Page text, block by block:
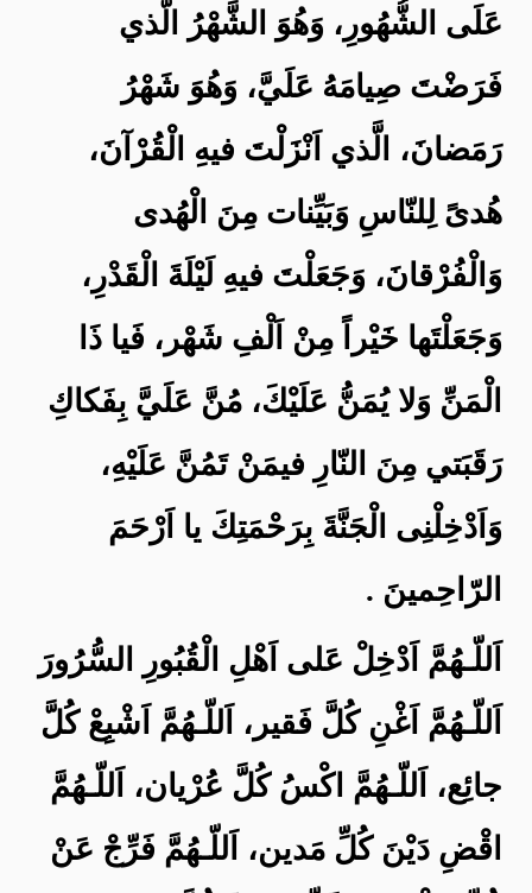
عَلَى الشُّهُورِ، وَهُوَ الشَّهْرُ الَّذي
فَرَضْتَ صِيامَهُ عَلَيَّ، وَهُوَ شَهْرُ
رَمَضانَ، الَّذي اَنْزَلْتَ فيهِ الْقُرْآنَ،
هُدىً لِلنّاسِ وَبَيِّنات مِنَ الْهُدى
وَالْفُرْقانَ، وَجَعَلْتَ فيهِ لَيْلَةَ الْقَدْرِ،
وَجَعَلْتَها خَيْراً مِنْ اَلْفِ شَهْر، فَيا ذَا
الْمَنِّ وَلا يُمَنُّ عَلَيْكَ، مُنَّ عَلَيَّ بِفَكاكِ
رَقَبَتي مِنَ النّارِ فيمَنْ تَمُنَّ عَلَيْهِ،
وَاَدْخِلْنِى الْجَنَّةَ بِرَحْمَتِكَ يا اَرْحَمَ
الرّاحِمينَ .
اَللّـهُمَّ اَدْخِلْ عَلى اَهْلِ الْقُبُورِ السُّرُورَ
اَللّـهُمَّ اَغْنِ كُلَّ فَقير، اَللّـهُمَّ اَشْبِعْ كُلَّ
جائِع، اَللّـهُمَّ اكْسُ كُلَّ عُرْيان، اَللّـهُمَّ
اقْضِ دَيْنَ كُلِّ مَدين، اَللّـهُمَّ فَرِّجْ عَنْ